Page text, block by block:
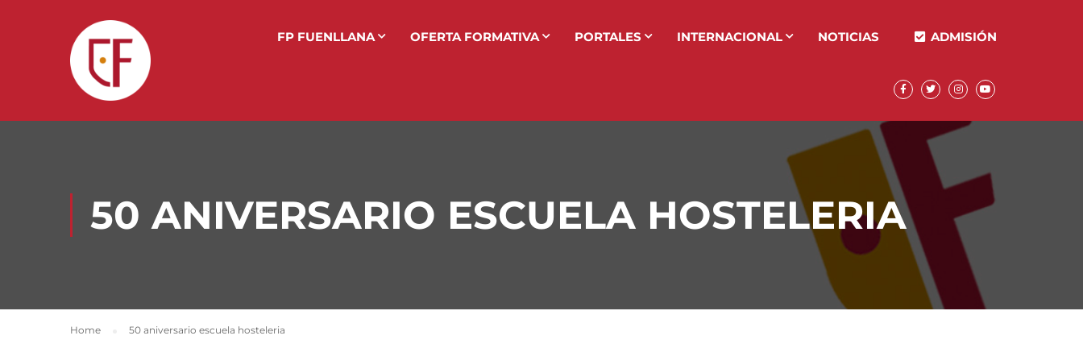
FP FUENLLANA OFERTA FORMATIVA PORTALES INTERNACIONAL NOTICIAS ADMISIÓN
50 ANIVERSARIO ESCUELA HOSTELERIA
Home 50 aniversario escuela hosteleria